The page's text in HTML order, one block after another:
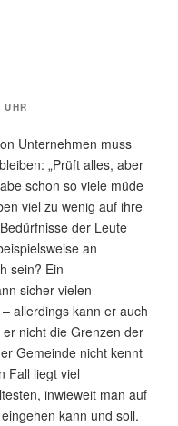
Unternehmen muss
„Prüft alles, aber
schon so viele müde
viel zu wenig auf ihre
der Leute
an
sein? Ein
sicher vielen
allerdings kann er auch
nicht die Grenzen der
Gemeinde nicht kennt
Fall liegt viel
inwieweit man auf
kann und soll.